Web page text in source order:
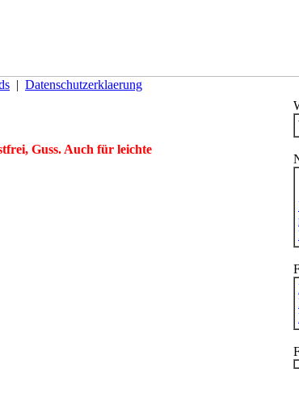
| Datenschutzerklaerung
Guss. Auch für leichte